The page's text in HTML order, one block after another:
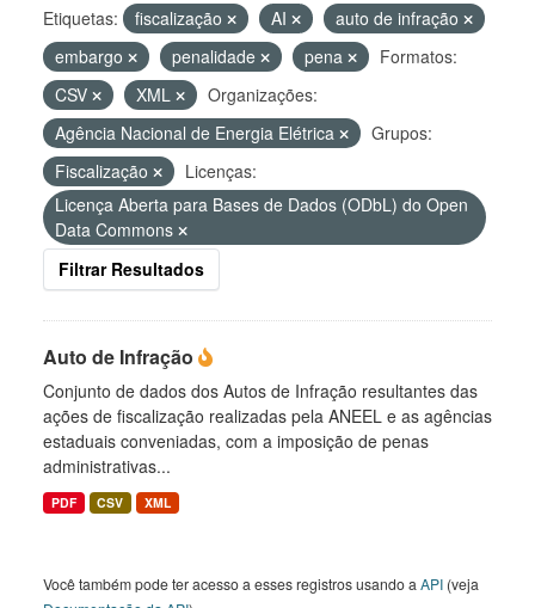
Etiquetas: fiscalização AI
auto de infração
embargo
penalidade pena
Formatos:
CSV
XML
Organizações:
Agência Nacional de Energia Elétrica
Grupos:
Fiscalização
Licenças:
Licença Aberta para Bases de Dados (ODbL) do Open
Data Commons
Filtrar Resultados
Auto de Infração
Conjunto de dados dos Autos de Infração resultantes das
ações de fiscalização realizadas pela ANEEL e as agências
estaduais conveniadas, com a imposição de penas
administrativas...
PDF CSV XML
Você também pode ter acesso a esses registros usando a API (veja